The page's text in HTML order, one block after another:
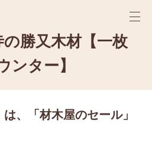
勝又木材【一枚
ンター】
、「材木屋のセール」